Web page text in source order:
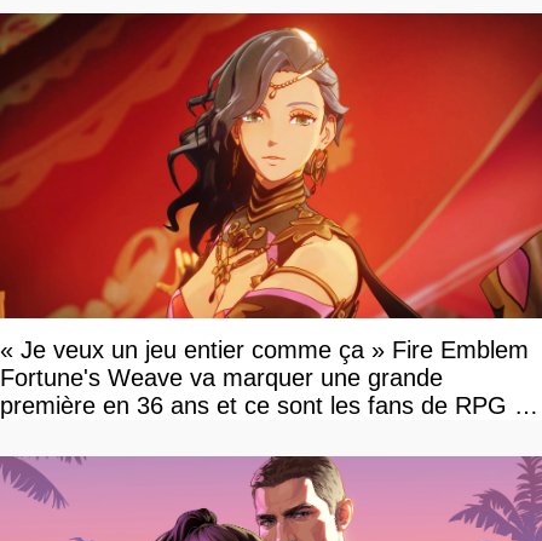
« Je veux un jeu entier comme ça » Fire Emblem
Fortune's Weave va marquer une grande
première en 36 ans et ce sont les fans de RPG en